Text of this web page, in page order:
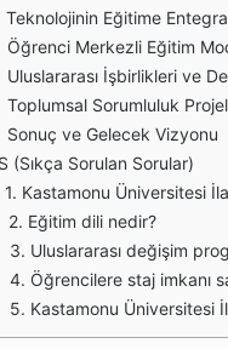
Teknolojinin Eğitime
Öğrenci Merkezli Eğitim
Uluslararası İşbirlikleri ve
Toplumsal Sorumluluk
Sonuç ve Gelecek Vizyonu
(Sıkça Sorulan Sorular)
1. Kastamonu Üniversitesi
2. Eğitim dili nedir?
3. Uluslararası değişim
4. Öğrencilere staj imkanı
5. Kastamonu Üniversitesi